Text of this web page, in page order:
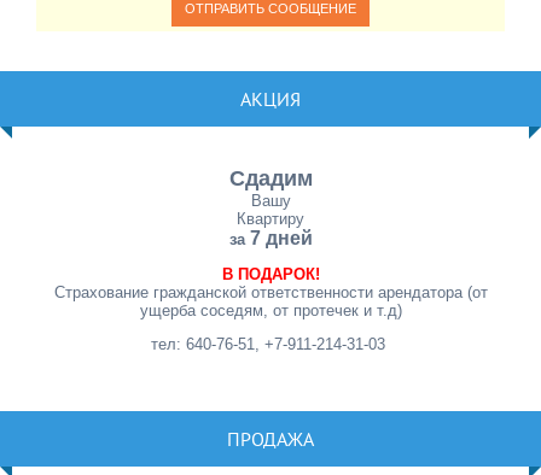
АКЦИЯ
Сдадим
Вашу
Квартиру
за 7 дней
В ПОДАРОК!
Страхование гражданской ответственности арендатора (от
ущерба соседям, от протечек и т.д)
тел: 640-76-51, +7-911-214-31-03
ПРОДАЖА